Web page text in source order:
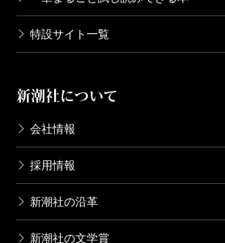
特設サイト一覧
新潮社について
会社情報
採用情報
新潮社の沿革
新潮社の文学賞